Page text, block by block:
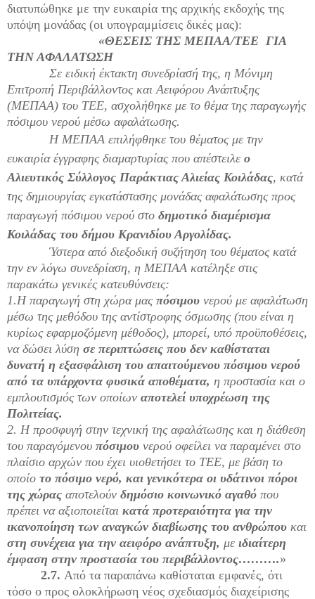
διατυπώθηκε με την ευκαιρία της αρχικής εκδοχής της
υπόψη μονάδας (οι υπογραμμίσεις δικές μας):
«ΘΕΣΕΙΣ ΤΗΣ ΜΕΠΑΑ/ΤΕΕ ΓΙΑ
ΤΗΝ ΑΦΑΛΑΤΩΣΗ
Σε ειδική έκτακτη συνεδρίασή της, η Μόνιμη
Επιτροπή Περιβάλλοντος και Αειφόρου Ανάπτυξης
(ΜΕΠΑΑ) του ΤΕΕ, ασχολήθηκε με το θέμα της παραγωγής
πόσιμου νερού μέσω αφαλάτωσης.
Η ΜΕΠΑΑ επιλήφθηκε του θέματος με την
ευκαιρία έγγραφης διαμαρτυρίας που απέστειλε ο
Αλιευτικός Σύλλογος Παράκτιας Αλιείας Κοιλάδας, κατά
της δημιουργίας εγκατάστασης μονάδας αφαλάτωσης προς
παραγωγή πόσιμου νερού στο δημοτικό διαμέρισμα
Κοιλάδας του δήμου Κρανιδίου Αργολίδας.
Ύστερα από διεξοδική συζήτηση του θέματος κατά
την εν λόγω συνεδρίαση, η ΜΕΠΑΑ κατέληξε στις
παρακάτω γενικές κατευθύνσεις:
1.Η παραγωγή στη χώρα μας πόσιμου νερού με αφαλάτωση
μέσω της μεθόδου της αντίστροφης όσμωσης (που είναι η
κυρίως εφαρμοζόμενη μέθοδος), μπορεί, υπό προϋποθέσεις,
να δώσει λύση σε περιπτώσεις που δεν καθίσταται
δυνατή η εξασφάλιση του απαιτούμενου πόσιμου νερού
από τα υπάρχοντα φυσικά αποθέματα, η προστασία και ο
εμπλουτισμός των οποίων αποτελεί υποχρέωση της
Πολιτείας.
2. Η προσφυγή στην τεχνική της αφαλάτωσης και η διάθεση
του παραγόμενου πόσιμου νερού οφείλει να παραμένει στο
πλαίσιο αρχών που έχει υιοθετήσει το ΤΕΕ, με βάση το
οποίο το πόσιμο νερό, και γενικότερα οι υδάτινοι πόροι
της χώρας αποτελούν δημόσιο κοινωνικό αγαθό που
πρέπει να αξιοποιείται κατά προτεραιότητα για την
ικανοποίηση των αναγκών διαβίωσης του ανθρώπου και
στη συνέχεια για την αειφόρο ανάπτυξη, με ιδιαίτερη
έμφαση στην προστασία του περιβάλλοντος……….»
2.7. Από τα παραπάνω καθίσταται εμφανές, ότι
τόσο ο προς ολοκλήρωση νέος σχεδιασμός διαχείρισης